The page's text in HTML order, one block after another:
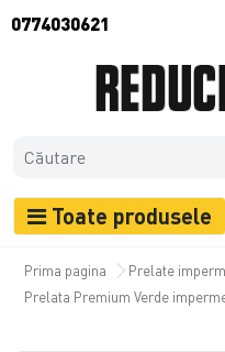
0774030621
Toate produsele
Prima pagina Prelate
Prelata Premium Verde